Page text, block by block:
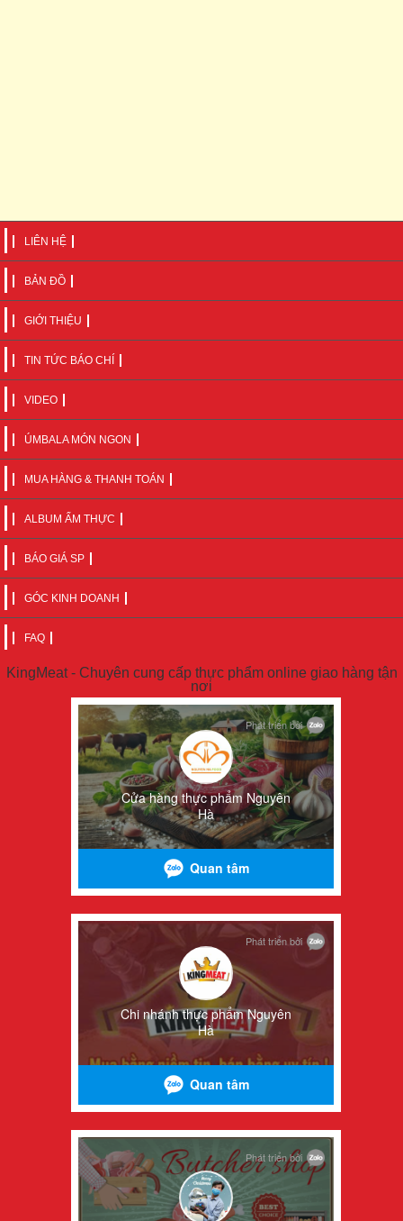
LIÊN HỆ
BẢN ĐỒ
GIỚI THIỆU
TIN TỨC BÁO CHÍ
VIDEO
ÚMBALA MÓN NGON
MUA HÀNG & THANH TOÁN
ALBUM ẨM THỰC
BÁO GIÁ SP
GÓC KINH DOANH
FAQ
KingMeat - Chuyên cung cấp thực phẩm online giao hàng tận
nơi